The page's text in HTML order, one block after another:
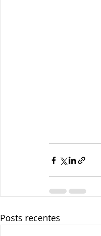
Posts recentes